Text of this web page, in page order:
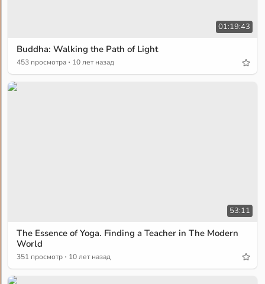
01:19:43
Buddha: Walking the Path of Light
453 просмотра · 10 лет назад
53:11
The Essence of Yoga. Finding a Teacher in The Modern
World
351 просмотр · 10 лет назад